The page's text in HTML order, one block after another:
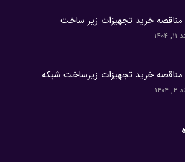
مناقصه خرید تجهیزات زیر ساخت
مناقصه خرید تجهیزات زیرساخت شبکه